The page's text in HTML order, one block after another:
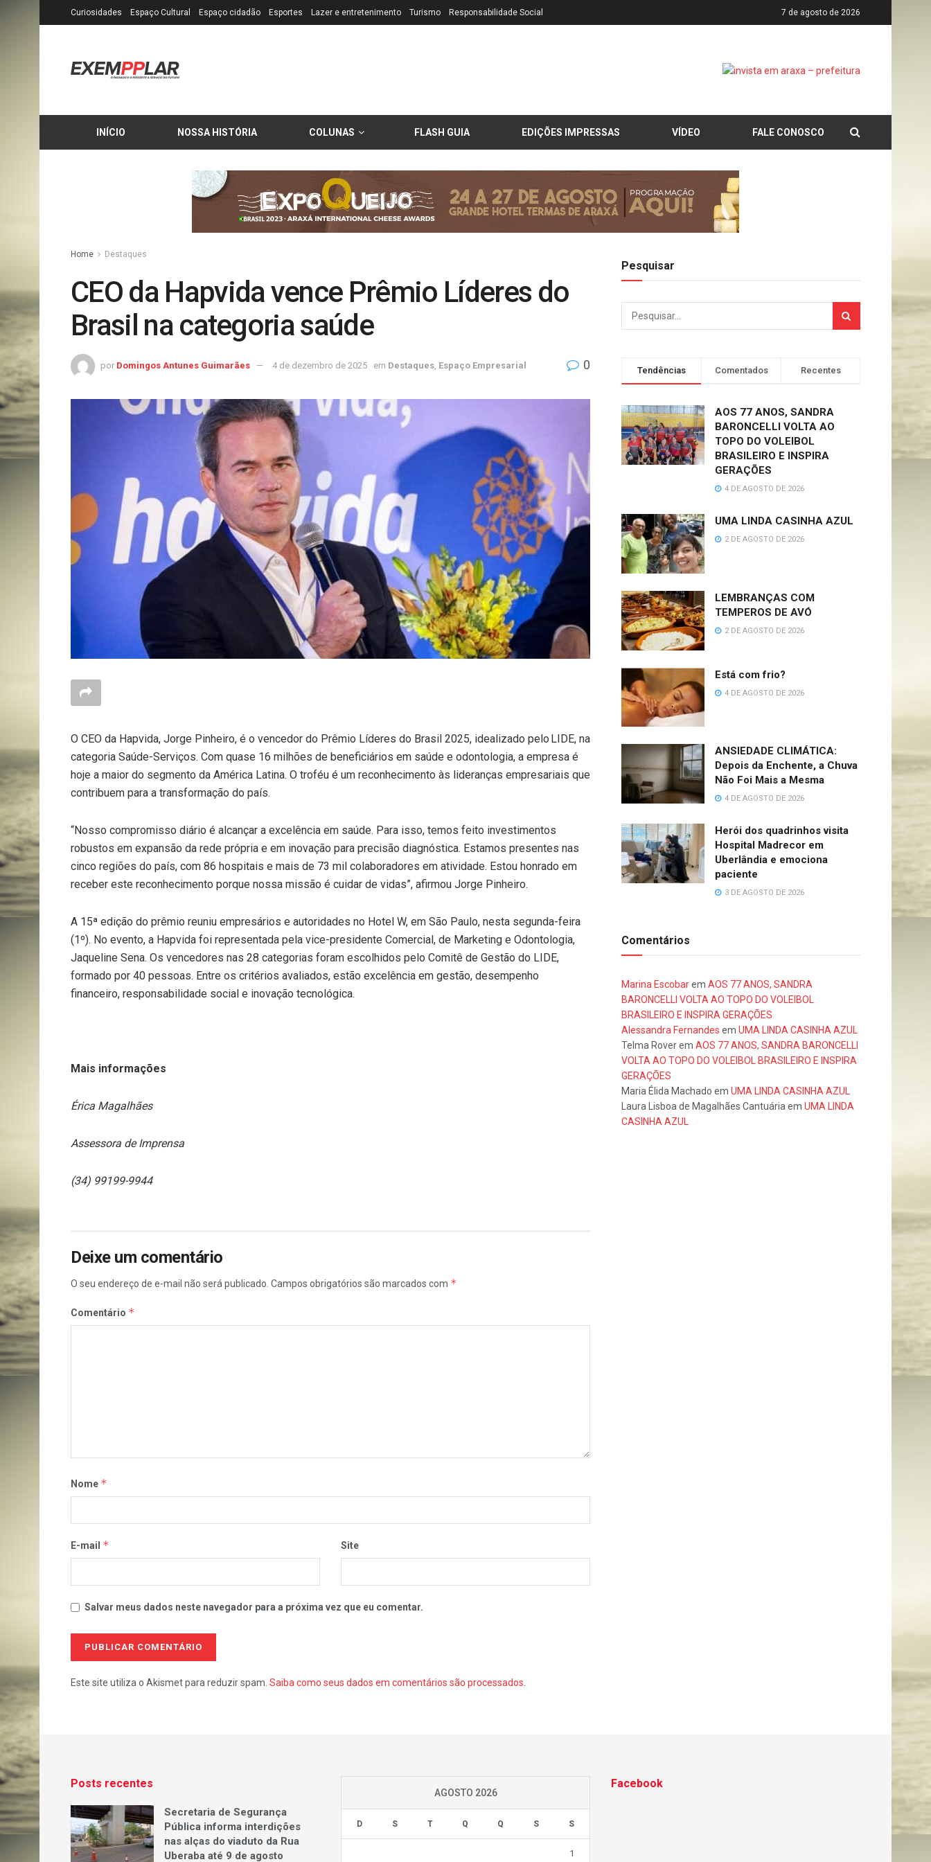
Curiosidades Espaço Cultural Espaço cidadão Esportes Lazer e entretenimento Turismo Responsabilidade Social 7 de agosto de 2026
INÍCIO NOSSA HISTÓRIA COLUNAS FLASH GUIA EDIÇÕES IMPRESSAS VÍDEO FALE CONOSCO
Home Destaques
CEO da Hapvida vence Prêmio Líderes do
Brasil na categoria saúde
por Domingos Antunes Guimarães 4 de dezembro de 2025 em Destaques Espaço Empresarial 0
O CEO da Hapvida, Jorge Pinheiro, é o vencedor do Prêmio Líderes do Brasil 2025, idealizado pelo LIDE, na
categoria Saúde-Serviços. Com quase 16 milhões de beneficiários em saúde e odontologia, a empresa é
hoje a maior do segmento da América Latina. O troféu é um reconhecimento às lideranças empresariais que
contribuem para a transformação do país.
“Nosso compromisso diário é alcançar a excelência em saúde. Para isso, temos feito investimentos
robustos em expansão da rede própria e em inovação para precisão diagnóstica. Estamos presentes nas
cinco regiões do país, com 86 hospitais e mais de 73 mil colaboradores em atividade. Estou honrado em
receber este reconhecimento porque nossa missão é cuidar de vidas”, afirmou Jorge Pinheiro.
A 15ª edição do prêmio reuniu empresários e autoridades no Hotel W, em São Paulo, nesta segunda-feira
(1º). No evento, a Hapvida foi representada pela vice-presidente Comercial, de Marketing e Odontologia,
Jaqueline Sena. Os vencedores nas 28 categorias foram escolhidos pelo Comitê de Gestão do LIDE,
formado por 40 pessoas. Entre os critérios avaliados, estão excelência em gestão, desempenho
financeiro, responsabilidade social e inovação tecnológica.
Mais informações
Érica Magalhães
Assessora de Imprensa
(34) 99199-9944
Deixe um comentário
O seu endereço de e-mail não será publicado. Campos obrigatórios são marcados com *
Comentário *
Nome *
E-mail * Site
Salvar meus dados neste navegador para a próxima vez que eu comentar.
Este site utiliza o Akismet para reduzir spam. Saiba como seus dados em comentários são processados
Pesquisar
Tendências Comentados Recentes
AOS 77 ANOS, SANDRA
BARONCELLI VOLTA AO
TOPO DO VOLEIBOL
BRASILEIRO E INSPIRA
GERAÇÕES
4 DE AGOSTO DE 2026
UMA LINDA CASINHA AZUL
2 DE AGOSTO DE 2026
LEMBRANÇAS COM
TEMPEROS DE AVÓ
2 DE AGOSTO DE 2026
Está com frio?
4 DE AGOSTO DE 2026
ANSIEDADE CLIMÁTICA:
Depois da Enchente, a Chuva
Não Foi Mais a Mesma
4 DE AGOSTO DE 2026
Herói dos quadrinhos visita
Hospital Madrecor em
Uberlândia e emociona
paciente
3 DE AGOSTO DE 2026
Comentários
Marina Escobarem AOS 77 ANOS, SANDRA
BARONCELLI VOLTA AO TOPO DO VOLEIBOL
BRASILEIRO E INSPIRA GERAÇÕES
Alessandra Fernandes em UMA LINDA CASINHA AZUL
Telma Roverem AOS 77 ANOS, SANDRA BARONCELLI
VOLTA AO TOPO DO VOLEIBOL BRASILEIRO E INSPIRA
GERAÇÕES
Maria Élida Machado em UMA LINDA CASINHA AZUL
Laura Lisboa de Magalhães Cantuáriaem UMA LINDA
CASINHA AZUL
Posts recentes
Secretaria de Segurança
Pública informa interdições
nas alças do viaduto da Rua
Uberaba até 9 de agosto
AGOSTO 2026
D S T Q Q S S
1
Facebook